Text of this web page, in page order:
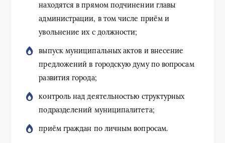
находятся в прямом подчинении главы
администрации, в том числе приём и
увольнение их с должности;
выпуск муниципальных актов и внесение
предложений в городскую думу по вопросам
развития города;
контроль над деятельностью структурных
подразделений муниципалитета;
приём граждан по личным вопросам.